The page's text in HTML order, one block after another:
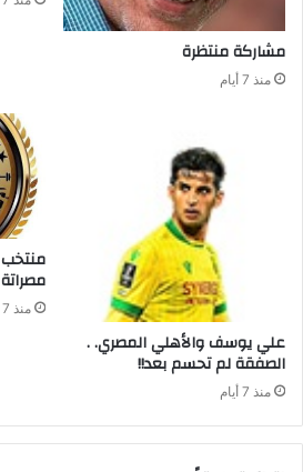
مشاركة‭ ‬منتظرة
منذ 7 أيام
علي‭ ‬يوسف‭ ‬والأهلي‭ ‬المصري‭ . .
‬الصفقة‭ ‬لم‭ ‬تحسم‭ ‬بعد‭ !!‬
منذ 7 أيام
‬مصراتة‭ ‬
منذ 7 أيام